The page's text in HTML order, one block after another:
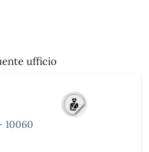
ufficio
10060